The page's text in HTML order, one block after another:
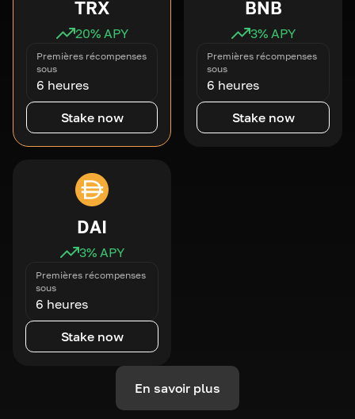
TRX
20% APY
Premières récompenses
sous
6 heures
Stake now
BNB
3% APY
Premières récompenses
sous
6 heures
Stake now
DAI
3% APY
Premières récompenses
sous
6 heures
Stake now
En savoir plus